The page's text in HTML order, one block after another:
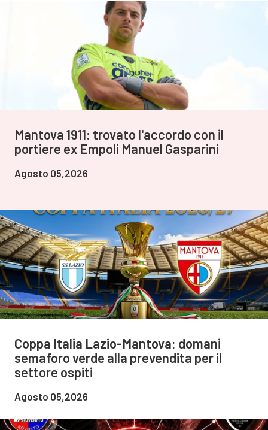
Mantova 1911: trovato l'accordo con il
portiere ex Empoli Manuel Gasparini
Agosto 05,2026
Coppa Italia Lazio-Mantova: domani
semaforo verde alla prevendita per il
settore ospiti
Agosto 05,2026